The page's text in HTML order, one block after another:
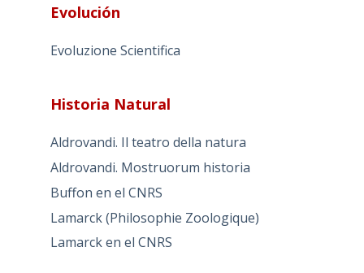
Evolución
Evoluzione Scientifica
Historia Natural
Aldrovandi. Il teatro della natura
Aldrovandi. Mostruorum historia
Buffon en el CNRS
Lamarck (Philosophie Zoologique)
Lamarck en el CNRS